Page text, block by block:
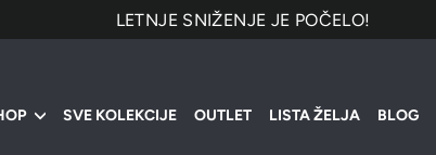
LETNJE SNIŽENJE JE POČELO!
SVE KOLEKCIJE OUTLET LISTA ŽELJA BLOG